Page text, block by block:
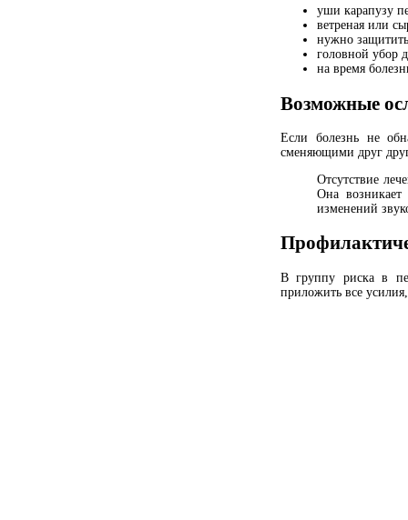
уши карапузу
ветреная или
нужно
головной убор
на время
Возможные
Если болезнь не
сменяющими друг
Отсутствие
Она возникает
изменений
В группу риска в
приложить все